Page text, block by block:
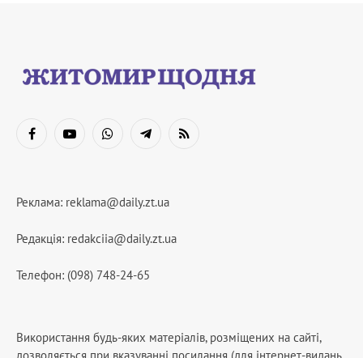
FacebookYouTubeWhatsAppTelegramRSS
Реклама: reklama@daily.zt.ua
Редакція: redakciia@daily.zt.ua
Телефон: (098) 748-24-65
Використання будь-яких матеріалів, розміщених на сайті,